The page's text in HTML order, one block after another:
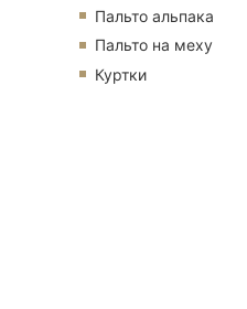
Пальто альпака
Пальто на меху
Куртки